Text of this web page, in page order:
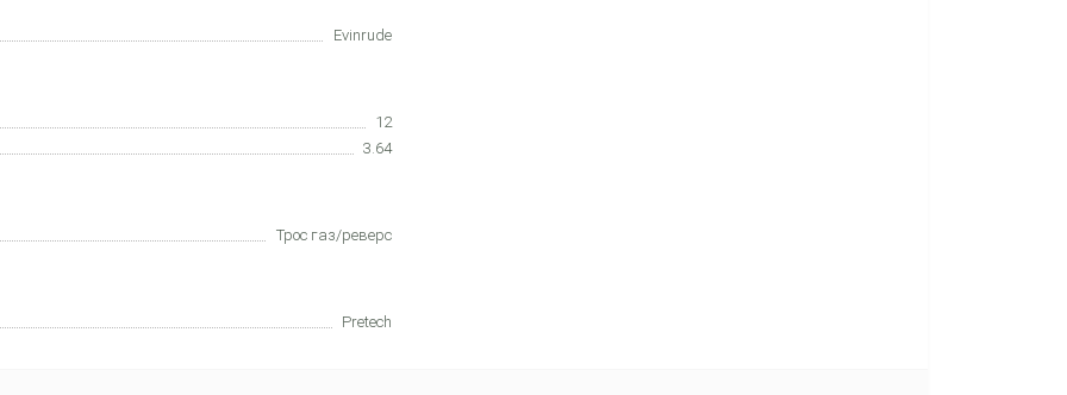
Evinrude
12
3.64
Трос газ/реверс
Pretech